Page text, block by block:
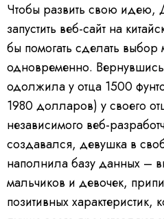
Чтобы развить свою
запустить веб-сайт на
бы помогать сделать
одновременно.
одолжила у отца 1500
1980 долларов) у своего
независимого веб-
создавался, девушка в
наполнила базу данных –
мальчиков и девочек,
позитивных